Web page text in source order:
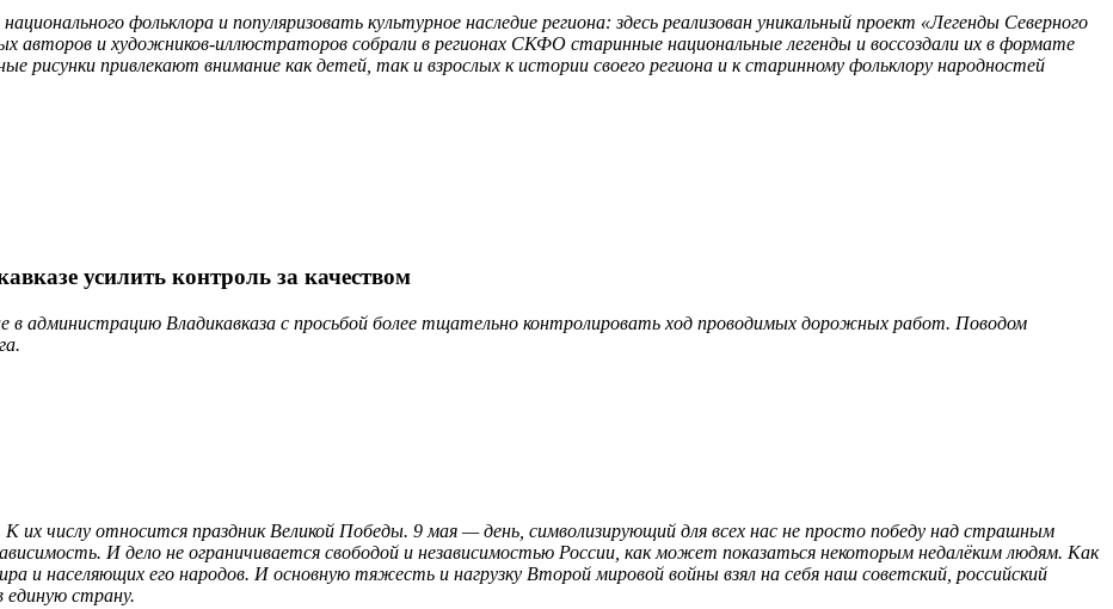
фольклора и популяризовать культурное наследие региона: здесь реализован уникальный проект «Легенды Северного
авторов и художников-иллюстраторов собрали в регионах СКФО старинные национальные легенды и воссоздали их в формате
рисунки привлекают внимание как детей, так и взрослых к истории своего региона и к старинному фольклору народностей
усилить контроль за качеством
администрацию Владикавказа с просьбой более тщательно контролировать ход проводимых дорожных работ. Поводом
числу относится праздник Великой Победы. 9 мая — день, символизирующий для всех нас не просто победу над страшным
И дело не ограничивается свободой и независимостью России, как может показаться некоторым недалёким людям. Как
и населяющих его народов. И основную тяжесть и нагрузку Второй мировой войны взял на себя наш советский, российский
единую страну.